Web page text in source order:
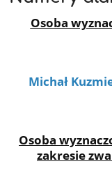
alarmowe
Osoba
Michał
Osoba
zakresie